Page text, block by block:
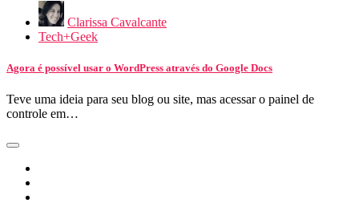
Clarissa Cavalcante
Tech+Geek
Agora é possível usar o WordPress através do Google Docs
Teve uma ideia para seu blog ou site, mas acessar o painel de
controle em…